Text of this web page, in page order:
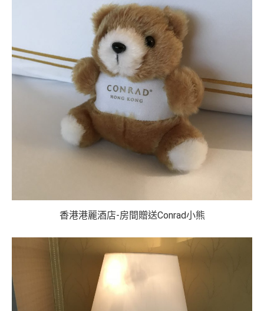
香港港麗酒店-房間贈送Conrad小熊